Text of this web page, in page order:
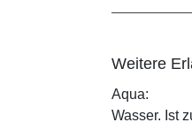
Weitere
Aqua:
Wasser. Ist